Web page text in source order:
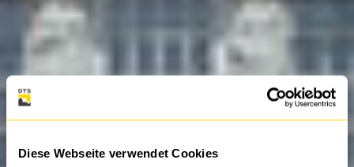
Diese Webseite verwendet Cookies